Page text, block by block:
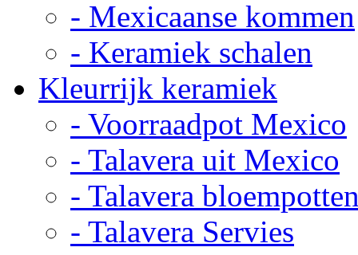
- Mexicaanse kommen
- Keramiek schalen
Kleurrijk keramiek
- Voorraadpot Mexico
- Talavera uit Mexico
- Talavera
- Talavera Servies